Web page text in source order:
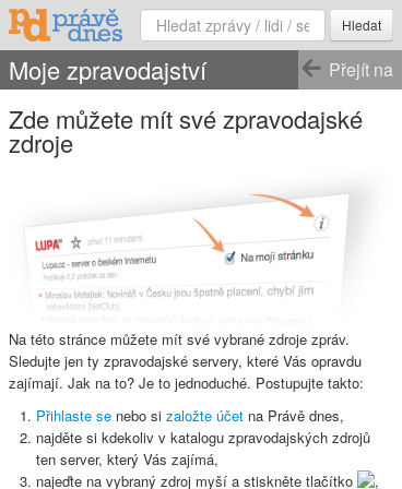
Hledat
Přejít na
Moje zpravodajství
Zde můžete mít své zpravodajské
zdroje
Na této stránce můžete mít své vybrané zdroje zpráv.
Sledujte jen ty zpravodajské servery, které Vás opravdu
zajímají. Jak na to? Je to jednoduché. Postupujte takto:
Přihlaste se nebo si založte účet na Právě dnes,
najděte si kdekoliv v katalogu zpravodajských zdrojů
ten server, který Vás zajímá,
najeďte na vybraný zdroj myší a stiskněte tlačítko ,